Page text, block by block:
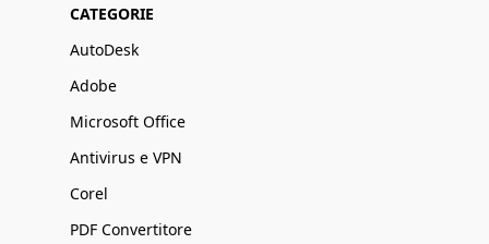
CATEGORIE
AutoDesk
Adobe
Microsoft Office
Antivirus e VPN
Corel
PDF Convertitore